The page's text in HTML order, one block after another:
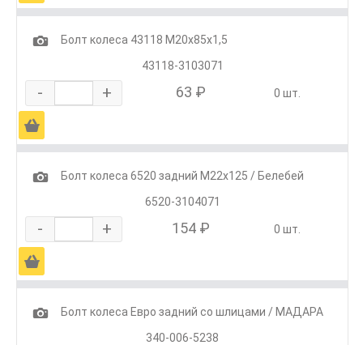
1
Болт колеса 43118 М20х85х1,5
43118-3103071
- + 63 ₽ 0 шт.
Ä
1
Болт колеса 6520 задний М22х125 / Белебей
6520-3104071
- + 154 ₽ 0 шт.
Ä
1
Болт колеса Евро задний со шлицами / МАДАРА
340-006-5238